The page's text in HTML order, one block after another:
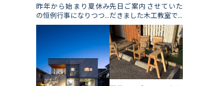
昨年から始まり夏休み
の恒例行事になりつつ...
先日ご案内させていた
だきました木工教室で...